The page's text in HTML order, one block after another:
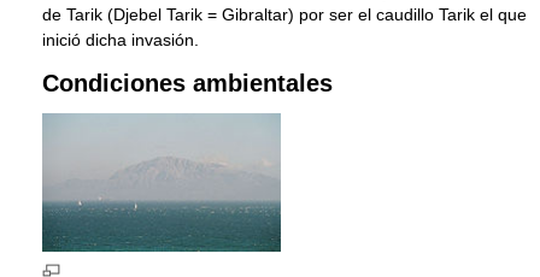
de Tarik (Djebel Tarik = Gibraltar) por ser el caudillo Tarik el que
inició dicha invasión.
Condiciones ambientales